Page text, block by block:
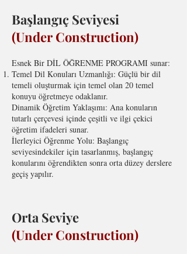
Başlangıç Seviyesi
(Under Construction)
Esnek Bir DİL ÖĞRENME PROGRAMI sunar:
Temel Dil Konuları Uzmanlığı: Güçlü bir dil
temeli oluşturmak için temel olan 20 temel
konuyu öğretmeye odaklanır.
Dinamik Öğretim Yaklaşımı: Ana konuların
tutarlı çerçevesi içinde çeşitli ve ilgi çekici
öğretim ifadeleri sunar.
İlerleyici Öğrenme Yolu: Başlangıç
seviyesindekiler için tasarlanmış, başlangıç
konularını öğrendikten sonra orta düzey derslere
geçiş yapılır.
Orta Seviye
(Under Construction)